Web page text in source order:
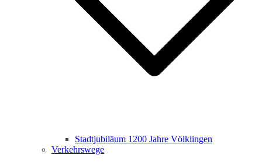
Stadtjubiläum 1200 Jahre Völklingen
Verkehrswege